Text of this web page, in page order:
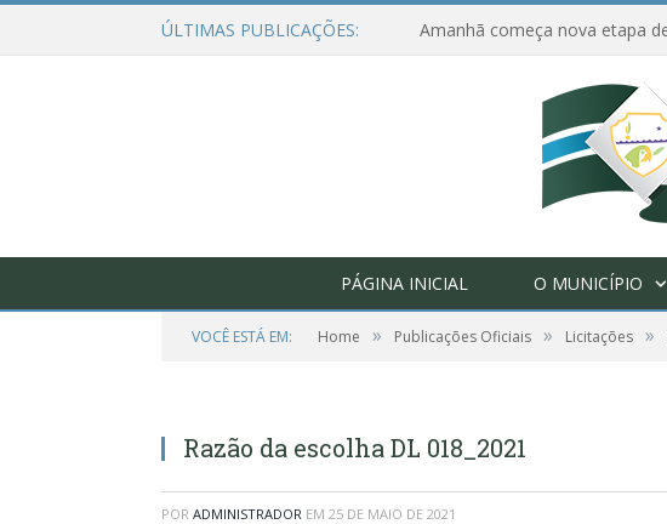
ÚLTIMAS PUBLICAÇÕES:
PÁGINA INICIAL O MUNICÍPIO
VOCÊ ESTÁ EM: Home » Publicações Oficiais » Licitações »
Razão da escolha DL 018_2021
POR ADMINISTRADOR EM 25 DE MAIO DE 2021